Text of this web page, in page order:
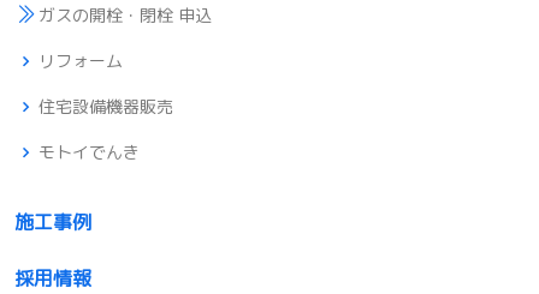
ガスの開栓・閉栓 申込
リフォーム
住宅設備機器販売
モトイでんき
施工事例
採用情報